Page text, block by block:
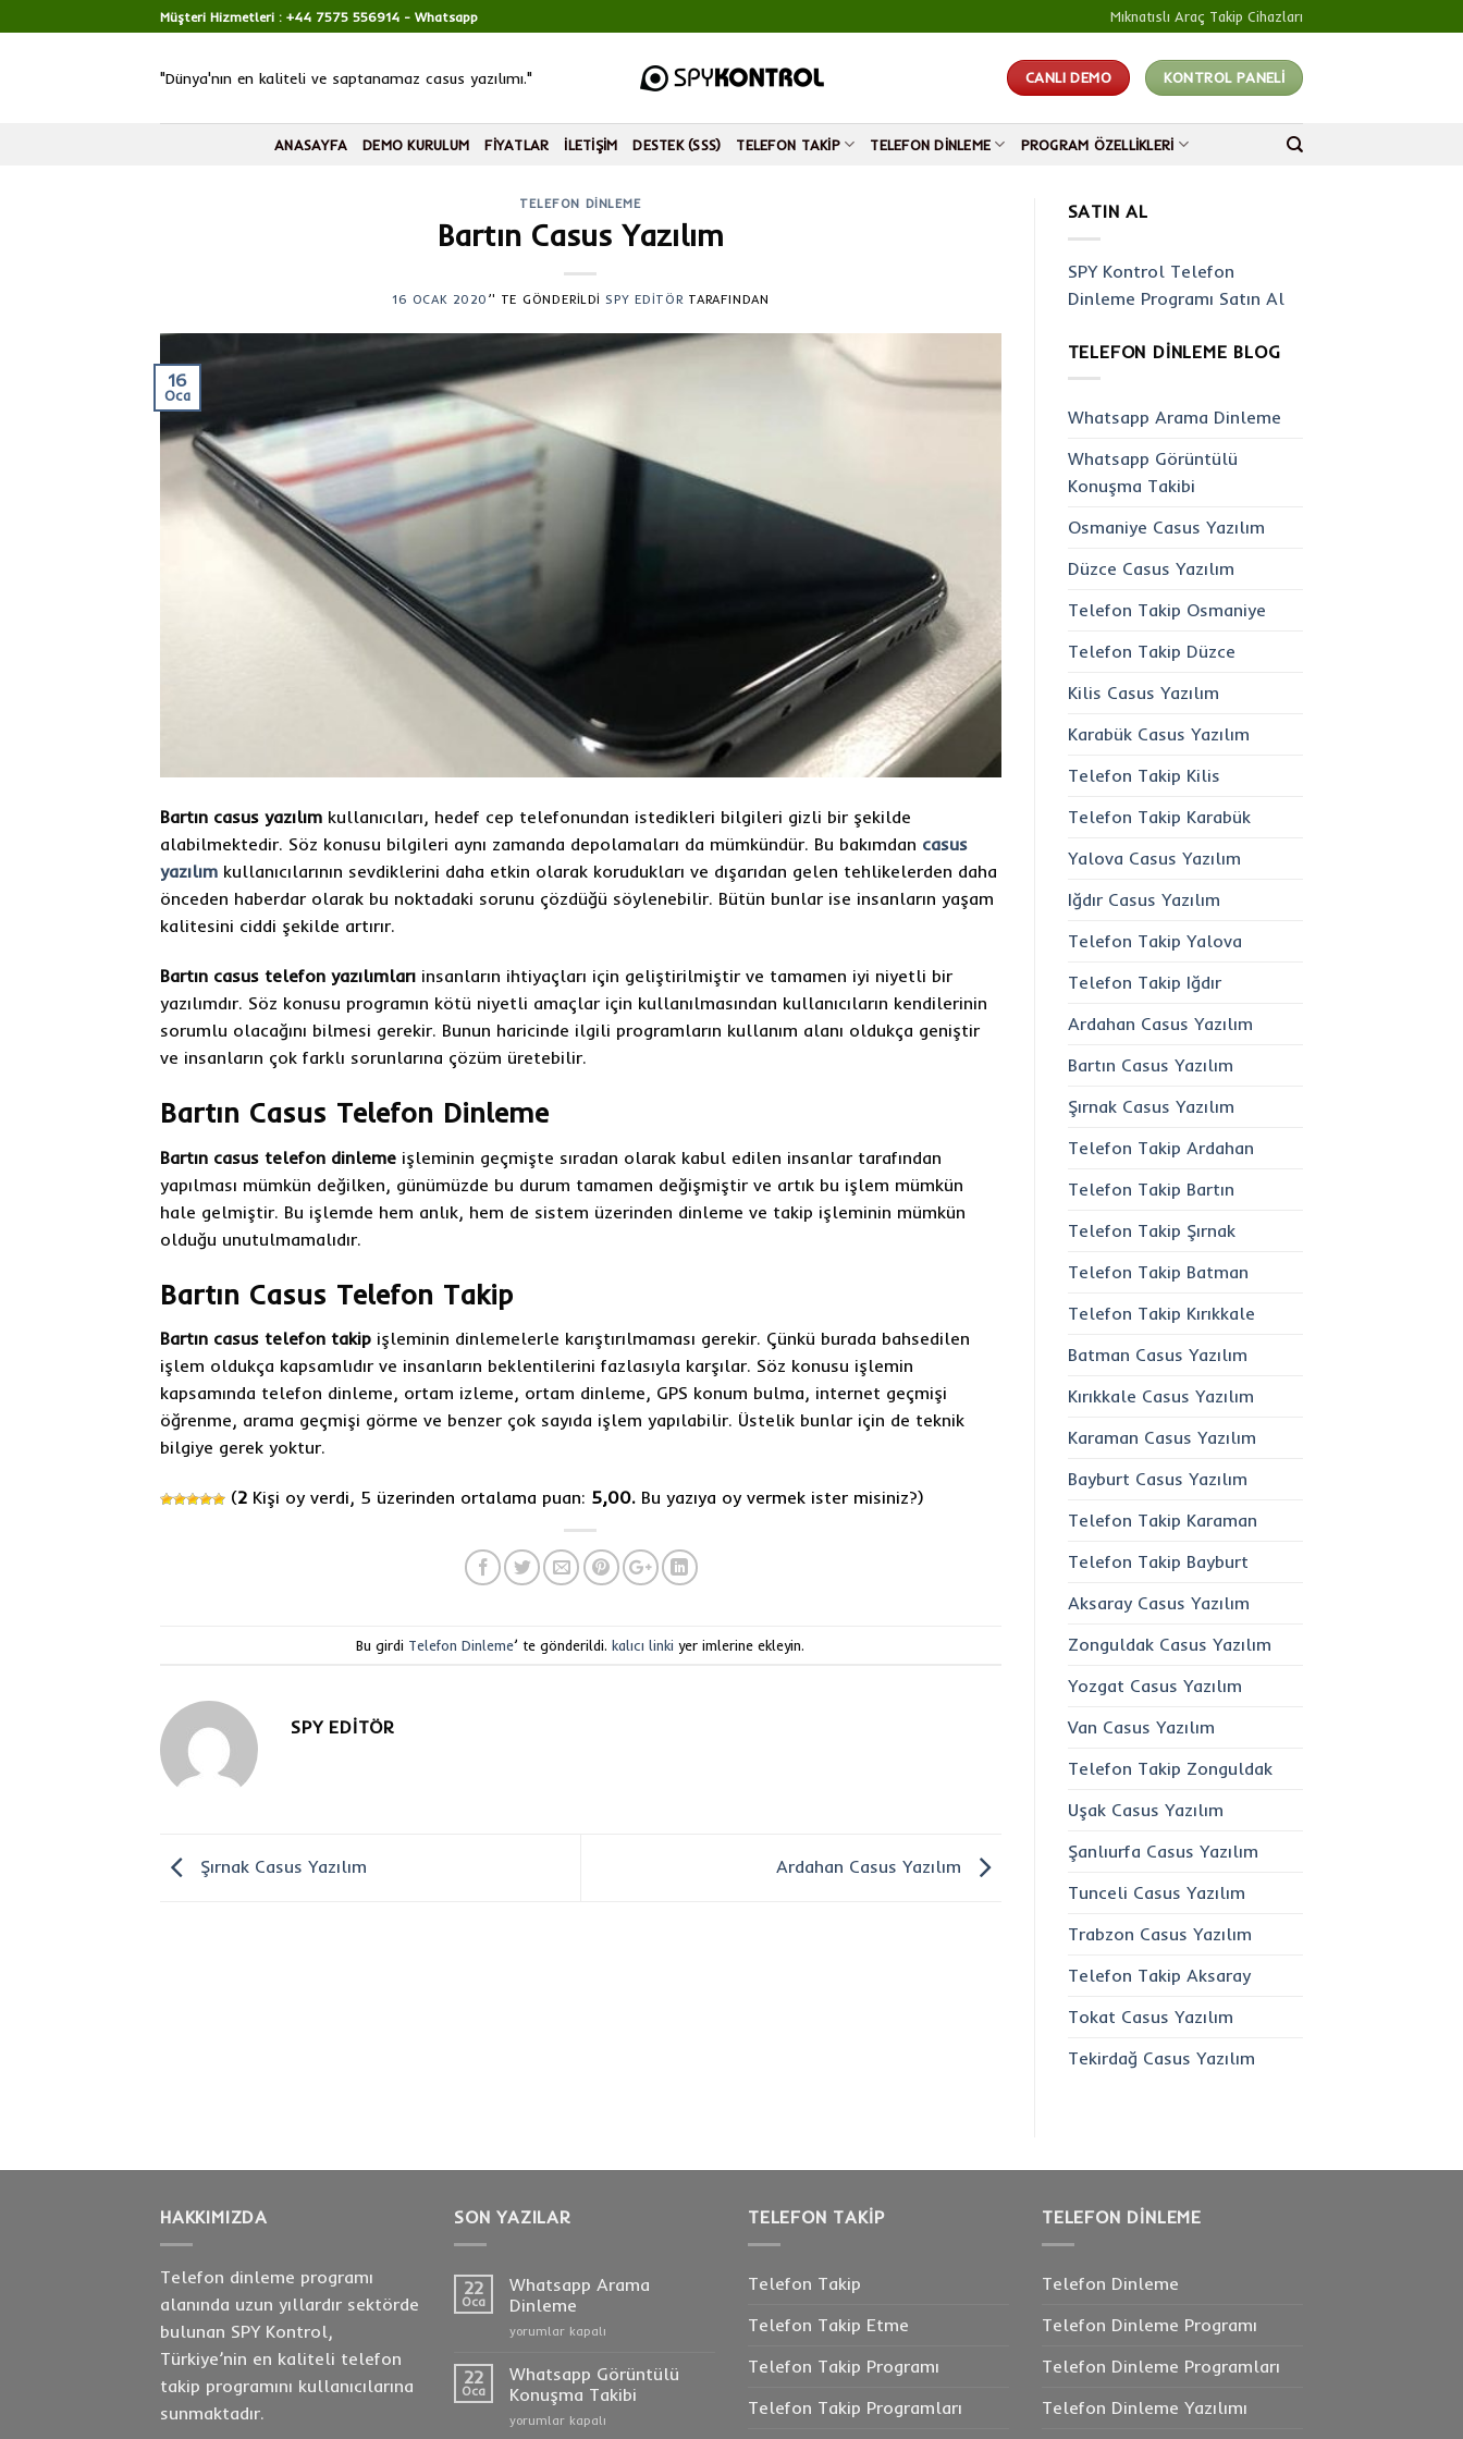
to
Müşteri Hizmetleri : +44 7575 556914 - Whatsapp Mıknatıslı Araç Takip Cihazları
"Dünya'nın en kaliteli ve saptanamaz casus yazılımı." CANLI DEMO KONTROL PANELİ
ANASAYFA DEMO KURULUM FIYATLAR İLETIŞIM DESTEK (SSS) TELEFON TAKIP TELEFON DINLEME PROGRAM ÖZELLIKLERI
TELEFON DINLEME
Bartın Casus Yazılım
16 OCAK 2020 ’' TE GÖNDERILDI SPY EDITÖR TARAFINDAN
16
Oca
Bartın casus yazılım kullanıcıları, hedef cep telefonundan istedikleri bilgileri gizli bir şekilde
alabilmektedir. Söz konusu bilgileri aynı zamanda depolamaları da mümkündür. Bu bakımdan casus
yazılım kullanıcılarının sevdiklerini daha etkin olarak korudukları ve dışarıdan gelen tehlikelerden daha
önceden haberdar olarak bu noktadaki sorunu çözdüğü söylenebilir. Bütün bunlar ise insanların yaşam
kalitesini ciddi şekilde artırır.
Bartın casus telefon yazılımları insanların ihtiyaçları için geliştirilmiştir ve tamamen iyi niyetli bir
yazılımdır. Söz konusu programın kötü niyetli amaçlar için kullanılmasından kullanıcıların kendilerinin
sorumlu olacağını bilmesi gerekir. Bunun haricinde ilgili programların kullanım alanı oldukça geniştir
ve insanların çok farklı sorunlarına çözüm üretebilir.
Bartın Casus Telefon Dinleme
Bartın casus telefon dinleme işleminin geçmişte sıradan olarak kabul edilen insanlar tarafından
yapılması mümkün değilken, günümüzde bu durum tamamen değişmiştir ve artık bu işlem mümkün
hale gelmiştir. Bu işlemde hem anlık, hem de sistem üzerinden dinleme ve takip işleminin mümkün
olduğu unutulmamalıdır.
Bartın Casus Telefon Takip
Bartın casus telefon takip işleminin dinlemelerle karıştırılmaması gerekir. Çünkü burada bahsedilen
işlem oldukça kapsamlıdır ve insanların beklentilerini fazlasıyla karşılar. Söz konusu işlemin
kapsamında telefon dinleme, ortam izleme, ortam dinleme, GPS konum bulma, internet geçmişi
öğrenme, arama geçmişi görme ve benzer çok sayıda işlem yapılabilir. Üstelik bunlar için de teknik
bilgiye gerek yoktur.
(2 Kişi oy verdi, 5 üzerinden ortalama puan: 5,00. Bu yazıya oy vermek ister misiniz?)
Bu girdi Telefon Dinleme’ te gönderildi.kalıcı linki yer imlerine ekleyin.
SPY EDITÖR
Şırnak Casus Yazılım Ardahan Casus Yazılım
SATIN AL
SPY Kontrol Telefon
Dinleme Programı Satın Al
TELEFON DINLEME BLOG
Whatsapp Arama Dinleme
Whatsapp Görüntülü
Konuşma Takibi
Osmaniye Casus Yazılım
Düzce Casus Yazılım
Telefon Takip Osmaniye
Telefon Takip Düzce
Kilis Casus Yazılım
Karabük Casus Yazılım
Telefon Takip Kilis
Telefon Takip Karabük
Yalova Casus Yazılım
Iğdır Casus Yazılım
Telefon Takip Yalova
Telefon Takip Iğdır
Ardahan Casus Yazılım
Bartın Casus Yazılım
Şırnak Casus Yazılım
Telefon Takip Ardahan
Telefon Takip Bartın
Telefon Takip Şırnak
Telefon Takip Batman
Telefon Takip Kırıkkale
Batman Casus Yazılım
Kırıkkale Casus Yazılım
Karaman Casus Yazılım
Bayburt Casus Yazılım
Telefon Takip Karaman
Telefon Takip Bayburt
Aksaray Casus Yazılım
Zonguldak Casus Yazılım
Yozgat Casus Yazılım
Van Casus Yazılım
Telefon Takip Zonguldak
Uşak Casus Yazılım
Şanlıurfa Casus Yazılım
Tunceli Casus Yazılım
Trabzon Casus Yazılım
Telefon Takip Aksaray
Tokat Casus Yazılım
Tekirdağ Casus Yazılım
HAKKIMIZDA
Telefon dinleme programı
alanında uzun yıllardır sektörde
bulunan SPY Kontrol,
Türkiye’nin en kaliteli telefon
takip programını kullanıcılarına
sunmaktadır.
SON YAZILAR
22
Oca
Whatsapp Arama
Dinleme
Whatsapp
Dinleme
için
yorumlar kapalı
22
Oca
Whatsapp Görüntülü
Konuşma Takibi
Whatsapp
yorumlar kapalı
TELEFON TAKIP
Telefon Takip
Telefon Takip Etme
Telefon Takip Programı
Telefon Takip Programları
TELEFON DINLEME
Telefon Dinleme
Telefon Dinleme Programı
Telefon Dinleme Programları
Telefon Dinleme Yazılımı